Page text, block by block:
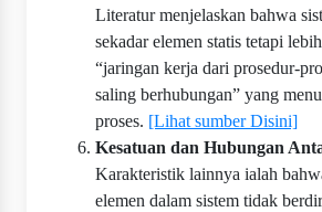
Literatur menjelaskan bahwa
sekadar elemen statis tetapi
“jaringan kerja dari prosedur-
saling berhubungan” yang
proses. [Lihat sumber Disini]
Kesatuan dan Hubungan
Karakteristik lainnya ialah
elemen dalam sistem tidak